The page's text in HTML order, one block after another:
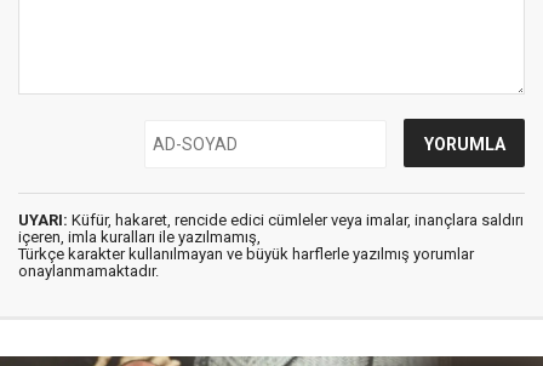
UYARI: Küfür, hakaret, rencide edici cümleler veya imalar, inançlara saldırı
içeren, imla kuralları ile yazılmamış,
Türkçe karakter kullanılmayan ve büyük harflerle yazılmış yorumlar
onaylanmamaktadır.